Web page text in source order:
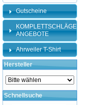
Gutscheine
KOMPLETTSCHLÄGER-
ANGEBOTE
Ahrweiler T-Shirt
Hersteller
Schnellsuche